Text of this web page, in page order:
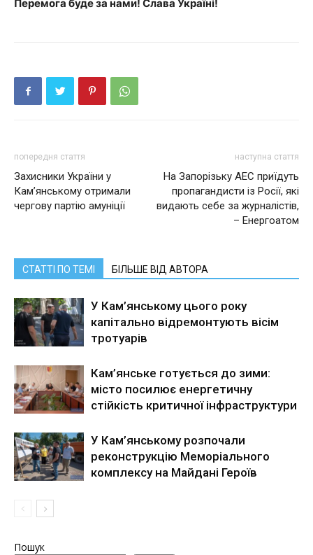
Перемога буде за нами! Слава Україні!
попередня стаття
Захисники України у
Кам’янському отримали
чергову партію амуніції
наступна стаття
На Запорізьку АЕС приїдуть
пропагандисти із Росії, які
видають себе за журналістів,
– Енергоатом
СТАТТІ ПО ТЕМІ БІЛЬШЕ ВІД АВТОРА
У Кам’янському цього року
капітально відремонтують вісім
тротуарів
Кам’янське готується до зими:
місто посилює енергетичну
стійкість критичної інфраструктури
У Кам’янському розпочали
реконструкцію Меморіального
комплексу на Майдані Героїв
Пошук